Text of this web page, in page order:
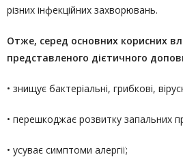
різних інфекційних захворювань.
Отже, серед основних корисних
представленого дієтичного
• знищує бактеріальні, грибкові,
• перешкоджає розвитку запальних
• усуває симптоми алергії;